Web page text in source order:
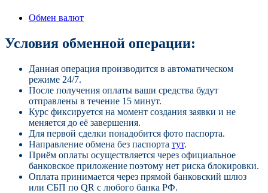
Обмен валют
Условия обменной операции:
Данная операция производится в автоматическом
режиме 24/7.
После получения оплаты ваши средства будут
отправлены в течение 15 минут.
Курс фиксируется на момент создания заявки и не
меняется до её завершения.
Для первой сделки понадобится фото паспорта.
Направление обмена без паспорта тут.
Приём оплаты осуществляется через официальное
банковское приложение поэтому нет риска блокировки.
Оплата принимается через прямой банковский шлюз
или СБП по QR с любого банка РФ.